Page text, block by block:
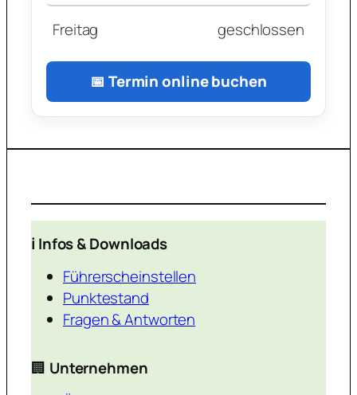
Freitag geschlossen
📅 Termin online buchen
ℹ️ Infos & Downloads
Führerscheinstellen
Punktestand
Fragen & Antworten
🏢 Unternehmen